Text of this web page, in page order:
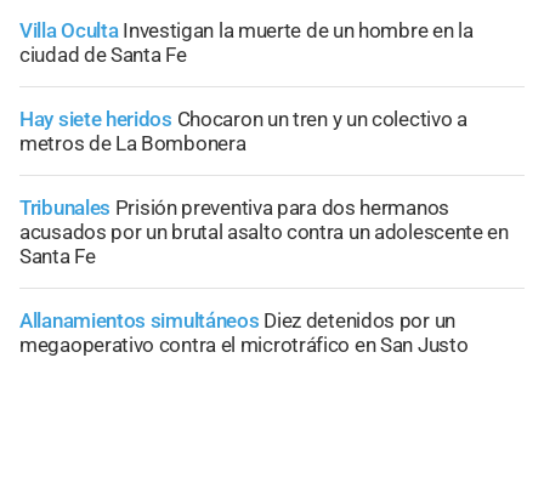
Villa Oculta Investigan la muerte de un hombre en la
ciudad de Santa Fe
Hay siete heridos Chocaron un tren y un colectivo a
metros de La Bombonera
Tribunales Prisión preventiva para dos hermanos
acusados por un brutal asalto contra un adolescente en
Santa Fe
Allanamientos simultáneos Diez detenidos por un
megaoperativo contra el microtráfico en San Justo